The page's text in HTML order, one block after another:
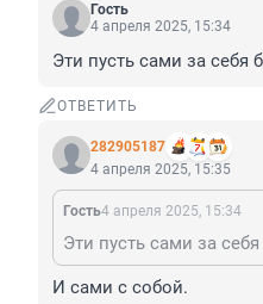
Гость
4 апреля 2025, 15:34
Эти пусть сами за себя
ОТВЕТИТЬ
282905187
4 апреля 2025, 15:35
Гость4 апреля 2025, 15:34
Эти пусть сами за
И сами с собой.